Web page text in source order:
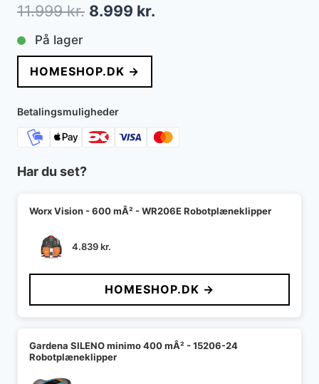
11.999kr. Den
pris
var:
11.999 kr..
8.999 kr.
På lager
HOMESHOP.DK →
Betalingsmuligheder
Har du set?
Worx Vision - 600 mÂ² - WR206E Robotplæneklipper
4.839kr.
HOMESHOP.DK →
Gardena SILENO minimo 400 mÂ² - 15206-24
Robotplæneklipper